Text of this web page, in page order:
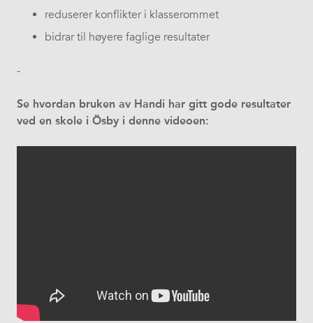
reduserer konflikter i klasserommet
bidrar til høyere faglige resultater
-
Se hvordan bruken av Handi har gitt gode resultater
ved en skole i Ösby i denne videoen: